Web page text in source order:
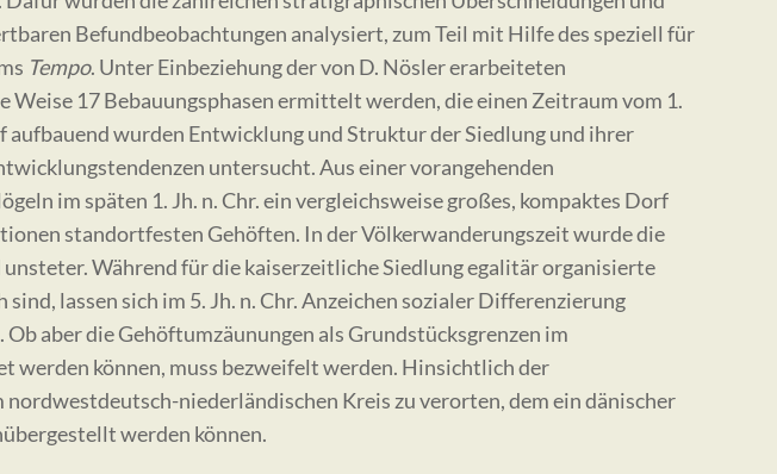
Befundbeobachtungen analysiert, zum Teil mit Hilfe des speziell für
Tempo. Unter Einbeziehung der von D. Nösler erarbeiteten
Weise 17 Bebauungsphasen ermittelt werden, die einen Zeitraum vom 1.
aufbauend wurden Entwicklung und Struktur der Siedlung und ihrer
untersucht. Aus einer vorangehenden
im späten 1. Jh. n. Chr. ein vergleichsweise großes, kompaktes Dorf
standortfesten Gehöften. In der Völkerwanderungszeit wurde die
Während für die kaiserzeitliche Siedlung egalitär organisierte
lassen sich im 5. Jh. n. Chr. Anzeichen sozialer Differenzierung
aber die Gehöftumzäunungen als Grundstücksgrenzen im
werden können, muss bezweifelt werden. Hinsichtlich der
niederländischen Kreis zu verorten, dem ein dänischer
werden können.